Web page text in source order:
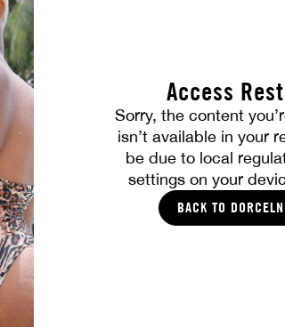
Access
Sorry, the content
isn’t available in your
be due to local
settings on your
BACK TO
Amitié brûlante